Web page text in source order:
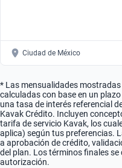
Ciudad de México
* Las mensualidades
calculadas con base en un
una tasa de interés referencial
Kavak Crédito. Incluyen
tarifa de servicio Kavak, los
aplica) según tus preferencias.
a aprobación de crédito,
del plan. Los términos finales
autorización.